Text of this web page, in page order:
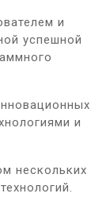
и
успешной
и
нескольких